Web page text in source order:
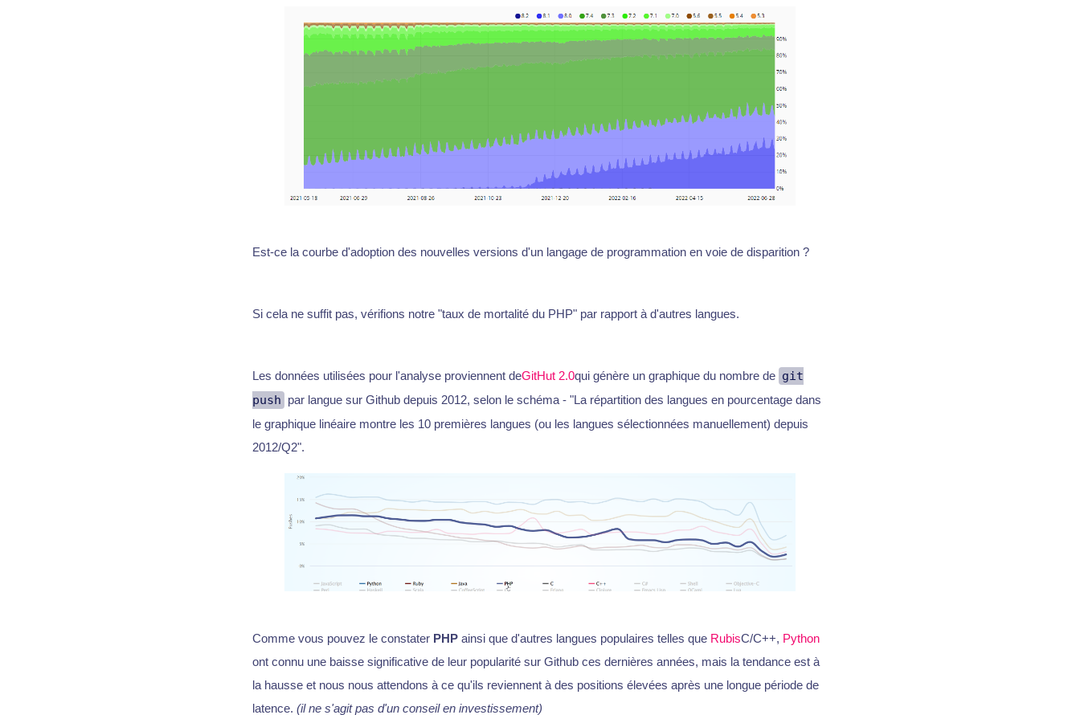
Est-ce la courbe d'adoption des nouvelles versions d'un langage de programmation en voie de disparition ?
Si cela ne suffit pas, vérifions notre "taux de mortalité du PHP" par rapport à d'autres langues.
Les données utilisées pour l'analyse proviennent deGitHut 2.0qui génère un graphique du nombre de git
push par langue sur Github depuis 2012, selon le schéma - "La répartition des langues en pourcentage dans
le graphique linéaire montre les 10 premières langues (ou les langues sélectionnées manuellement) depuis
2012/Q2".
Comme vous pouvez le constater PHPainsi que d'autres langues populaires telles que RubisC/C++, Python
ont connu une baisse significative de leur popularité sur Github ces dernières années, mais la tendance est à
la hausse et nous nous attendons à ce qu'ils reviennent à des positions élevées après une longue période de
latence. (il ne s'agit pas d'un conseil en investissement)